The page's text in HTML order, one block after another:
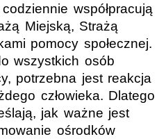
współpracują
Miejską, Strażą
pomocy społecznej.
wszystkich osób
potrzebna jest reakcja
człowieka. Dlatego
jak ważne jest
ośrodków